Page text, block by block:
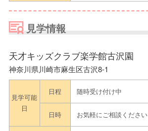
見学情報
天才キッズクラブ楽学館古沢園
神奈川県川崎市麻生区古沢8-1
見学可能
日
日程 随時受け付け中
日時 お気軽にご相談ください